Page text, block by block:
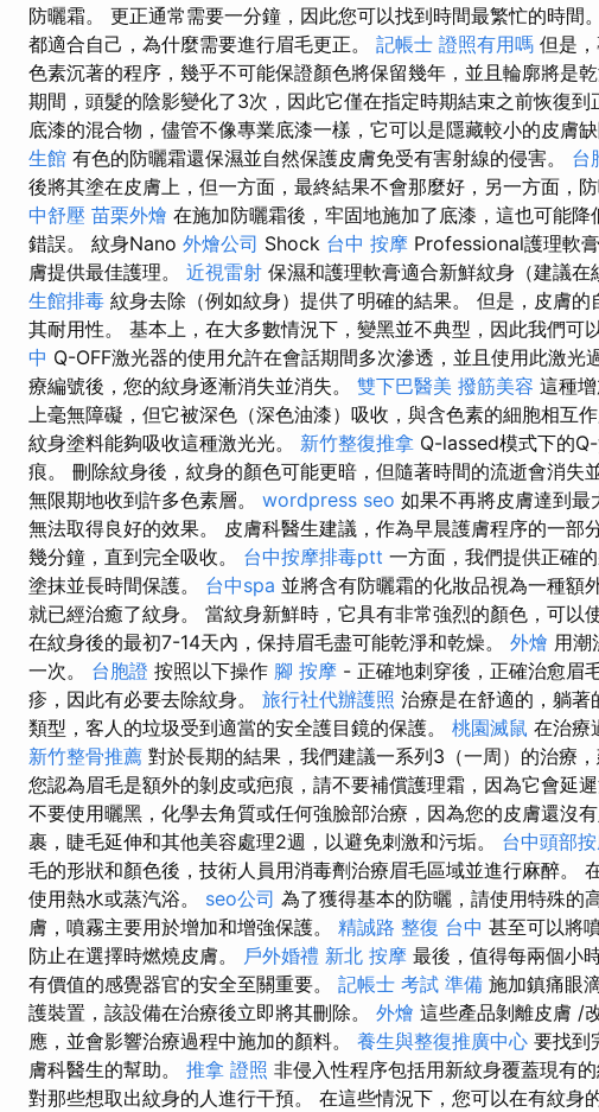
防曬霜。 更正通常需要一分鐘，因此您可以找到時間最繁忙的時間。
都適合自己，為什麼需要進行眉毛更正。 記帳士 證照有用嗎 但是
色素沉著的程序，幾乎不可能保證顏色將保留幾年，並且輪廓將是乾
期間，頭髮的陰影變化了3次，因此它僅在指定時期結束之前恢復
底漆的混合物，儘管不像專業底漆一樣，它可以是隱藏較小的皮膚
生館 有色的防曬霜還保濕並自然保護皮膚免受有害射線的侵害。 台
後將其塗在皮膚上，但一方面，最終結果不會那麼好，另一方面，
中舒壓 苗栗外燴 在施加防曬霜後，牢固地施加了底漆，這也可能
錯誤。 紋身Nano 外燴公司 Shock 台中 按摩 Professional護理軟
膚提供最佳護理。 近視雷射 保濕和護理軟膏適合新鮮紋身（建議在
生館排毒 紋身去除（例如紋身）提供了明確的結果。 但是，皮膚
其耐用性。 基本上，在大多數情況下，變黑並不典型，因此我們可
中 Q-OFF激光器的使用允許在會話期間多次滲透，並且使用此激光
療編號後，您的紋身逐漸消失並消失。 雙下巴醫美 撥筋美容 這種
上毫無障礙，但它被深色（深色油漆）吸收，與含色素的細胞相互作
紋身塗料能夠吸收這種激光光。 新竹整復推拿 Q-lassed模式下的
痕。 刪除紋身後，紋身的顏色可能更暗，但隨著時間的流逝會消失
無限期地收到許多色素層。 wordpress seo 如果不再將皮膚達到最
無法取得良好的效果。 皮膚科醫生建議，作為早晨護膚程序的一部
幾分鐘，直到完全吸收。 台中按摩排毒ptt 一方面，我們提供正確
塗抹並長時間保護。 台中spa 並將含有防曬霜的化妝品視為一種額
就已經治癒了紋身。 當紋身新鮮時，它具有非常強烈的顏色，可以
在紋身後的最初7-14天內，保持眉毛盡可能乾淨和乾燥。 外燴 用潮
一次。 台胞證 按照以下操作 腳 按摩 - 正確地刺穿後，正確治愈眉
疹，因此有必要去除紋身。 旅行社代辦護照 治療是在舒適的，躺著
類型，客人的垃圾受到適當的安全護目鏡的保護。 桃園滅鼠 在治療
新竹整骨推薦 對於長期的結果，我們建議一系列3（一周）的治療
您認為眉毛是額外的剝皮或疤痕，請不要補償護理霜，因為它會延遲
不要使用曬黑，化學去角質或任何強臉部治療，因為您的皮膚還沒
裹，睫毛延伸和其他美容處理2週，以避免刺激和污垢。 台中頭部
毛的形狀和顏色後，技術人員用消毒劑治療眉毛區域並進行麻醉。
使用熱水或蒸汽浴。 seo公司 為了獲得基本的防曬，請使用特殊的
膚，噴霧主要用於增加和增強保護。 精誠路 整復 台中 甚至可以將
防止在選擇時燃燒皮膚。 戶外婚禮 新北 按摩 最後，值得每兩個小
有價值的感覺器官的安全至關重要。 記帳士 考試 準備 施加鎮痛眼
護裝置，該設備在治療後立即將其刪除。 外燴 這些產品剝離皮膚 /
應，並會影響治療過程中施加的顏料。 養生與整復推廣中心 要找到
膚科醫生的幫助。 推拿 證照 非侵入性程序包括用新紋身覆蓋現有
對那些想取出紋身的人進行干預。 在這些情況下，您可以在有紋身